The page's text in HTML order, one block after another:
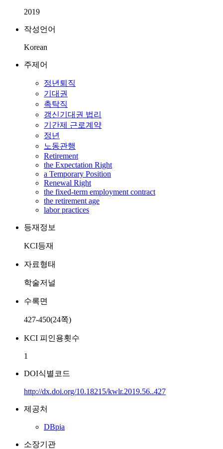
2019
작성언어
Korean
주제어
정년퇴직
기대권
촉탁직
갱신기대권 법리
기간제 근로계약
정년
노동관행
Retirement
the Expectation Right
a Temporary Position
Renewal Right
the fixed-term employment contract
the retirement age
labor practices
등재정보
KCI등재
자료형태
학술저널
수록면
427-450(24쪽)
KCI 피인용횟수
1
DOI식별코드
http://dx.doi.org/10.18215/kwlr.2019.56..427
제공처
DBpia
소장기관